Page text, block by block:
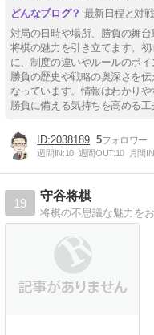
最新日程と対
対局の日時や場所、勝負の舞台
将棋の魅力を引き立てます。
に、制度の違いやルールのポ
勝負の歴史や戦略の奥深さを
なっています。情報はわかり
勝負に備える気持ちを高める工
2038189 5
週間IN:10 週間OUT:10 月間
19
守谷将棋